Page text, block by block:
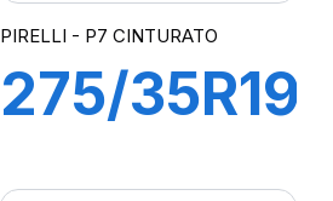
PIRELLI - P7 CINTURATO
275/35R19